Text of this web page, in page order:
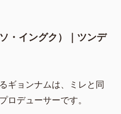
・イングク）｜ツンデ
ギョンナムは、ミレと同
ロデューサーです。